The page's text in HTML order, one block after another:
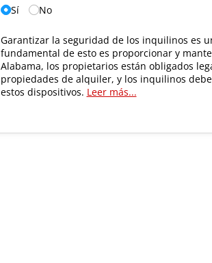
Sí No
Garantizar la seguridad de los inquilinos es
fundamental de esto es proporcionar y
Alabama, los propietarios están obligados
propiedades de alquiler, y los inquilinos
estos dispositivos. Leer más...